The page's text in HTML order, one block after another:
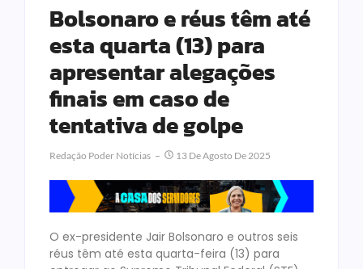
Bolsonaro e réus têm até
esta quarta (13) para
apresentar alegações
finais em caso de
tentativa de golpe
Redação Poder Notícias 13 De Agosto De 2025
O ex-presidente Jair Bolsonaro e outros seis
réus têm até esta quarta-feira (13) para